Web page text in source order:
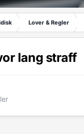
Lover & Regler
lang straff